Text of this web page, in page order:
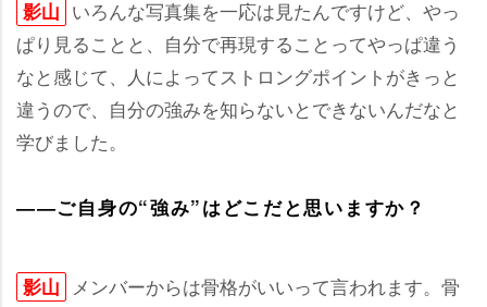
影山 いろんな写真集を一応は見たんですけど、やっ
ぱり見ることと、自分で再現することってやっぱ違う
なと感じて、人によってストロングポイントがきっと
違うので、自分の強みを知らないとできないんだなと
学びました。
――ご自身の“強み”はどこだと思いますか？
影山 メンバーからは骨格がいいって言われます。骨